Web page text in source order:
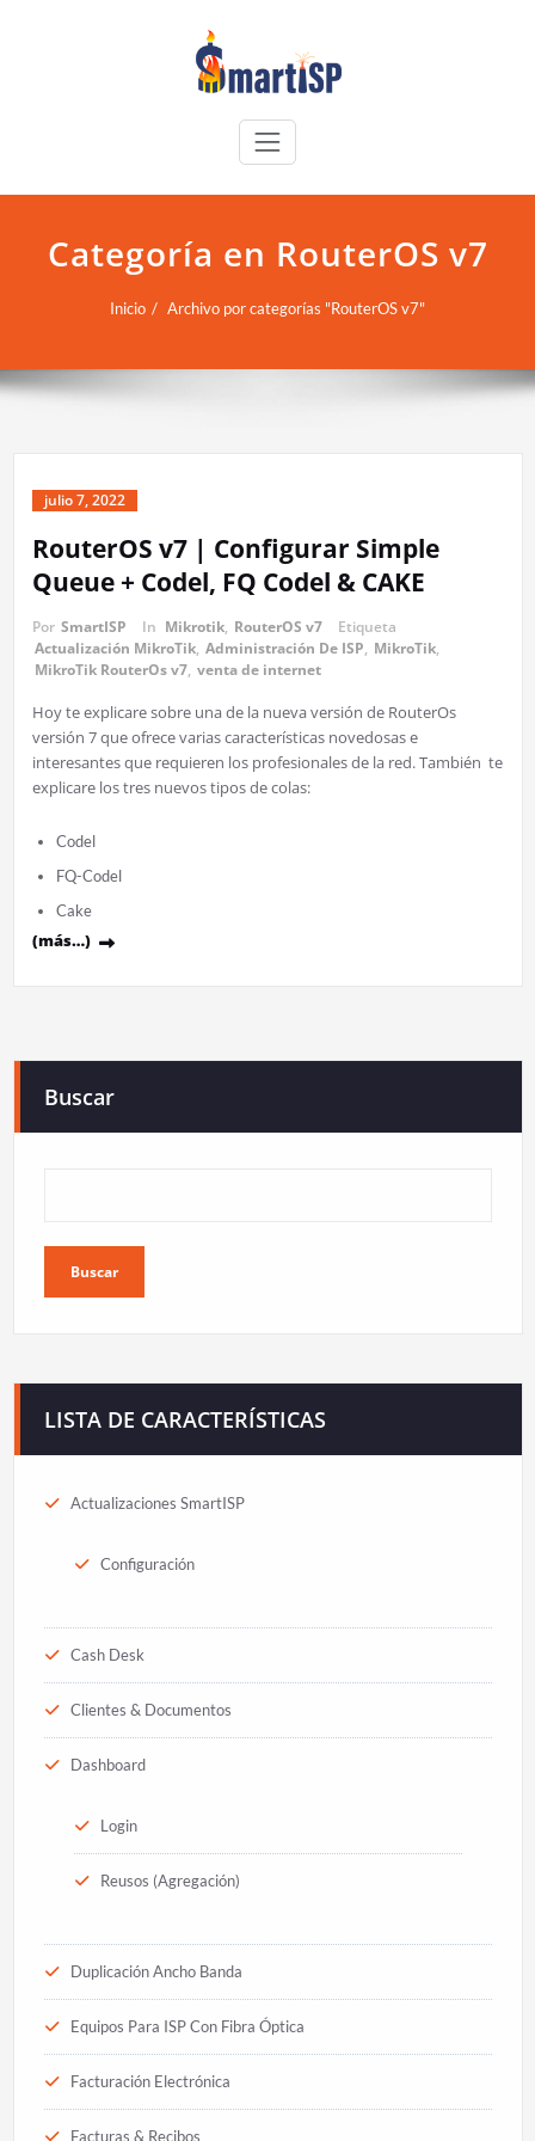
Categoría en RouterOS v7
Inicio Archivo por categorías "RouterOS v7"
julio 7, 2022
RouterOS v7 | Configurar Simple
Queue + Codel, FQ Codel & CAKE
Por SmartISP In Mikrotik, RouterOS v7
Etiqueta
Actualización MikroTik, Administración De ISP, MikroTik,
MikroTik RouterOs v7, venta de internet
Hoy te explicare sobre una de la nueva versión de RouterOs
versión 7 que ofrece varias características novedosas e
interesantes que requieren los profesionales de la red. También te
explicare los tres nuevos tipos de colas:
Codel
FQ-Codel
Cake
(más…)
Buscar
Buscar
LISTA DE CARACTERÍSTICAS
Actualizaciones SmartISP
Configuración
Cash Desk
Clientes & Documentos
Dashboard
Login
Reusos (Agregación)
Duplicación Ancho Banda
Equipos Para ISP Con Fibra Óptica
Facturación Electrónica
Facturas & Recibos